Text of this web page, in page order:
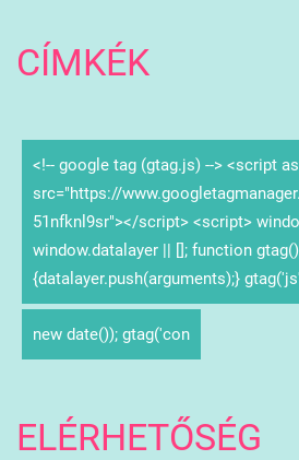
CÍMKÉK
<!-- google tag (gtag.js) --> <script
src="https://
51nfknl9sr"></script> <script>
window.datalayer || []; function gtag()
{datalayer.push(arguments);} gtag('js'
new date()); gtag('con
ELÉRHETŐSÉG